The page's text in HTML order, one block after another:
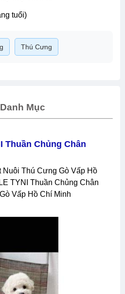
tuổi)
Thú Cưng
Mục
Thuần Chủng Chân
TYNI Thuần Chủng Chân
Vấp Hồ Chí Minh